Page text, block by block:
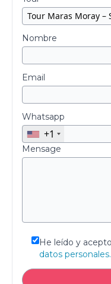
Nombre
Email
Whatsapp
+1
Mensage
He leído y
datos personales.